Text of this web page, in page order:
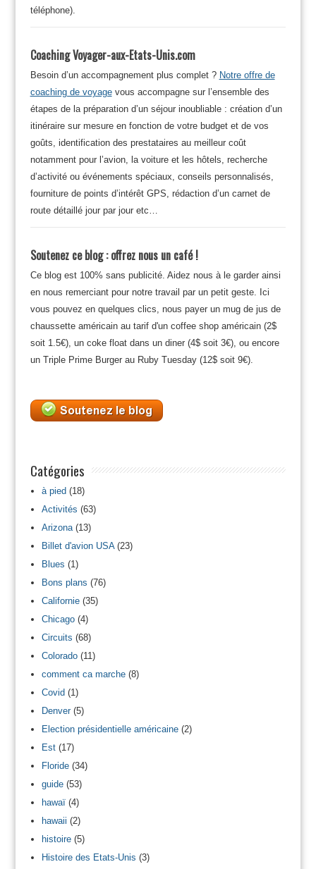
téléphone).
Coaching Voyager-aux-Etats-Unis.com
Besoin d’un accompagnement plus complet ? Notre offre de
coaching de voyagevous accompagne sur l’ensemble des
étapes de la préparation d’un séjour inoubliable : création d’un
itinéraire sur mesure en fonction de votre budget et de vos
goûts, identification des prestataires au meilleur coût
notamment pour l’avion, la voiture et les hôtels, recherche
d’activité ou événements spéciaux, conseils personnalisés,
fourniture de points d’intérêt GPS, rédaction d’un carnet de
route détaillé jour par jour etc…
Soutenez ce blog : offrez nous un café !
Ce blog est 100% sans publicité. Aidez nous à le garder ainsi
en nous remerciant pour notre travail par un petit geste. Ici
vous pouvez en quelques clics, nous payer un mug de jus de
chaussette américain au tarif d'un coffee shop américain (2$
soit 1.5€), un coke float dans un diner (4$ soit 3€), ou encore
un Triple Prime Burger au Ruby Tuesday (12$ soit 9€).
Catégories
à pied(18)
Activités (63)
Arizona(13)
Billet d'avion USA(23)
Blues (1)
Bons plans (76)
Californie(35)
Chicago(4)
Circuits (68)
Colorado(11)
comment ca marche(8)
Covid(1)
Denver(5)
Election présidentielle américaine(2)
Est(17)
Floride(34)
guide(53)
hawaï(4)
hawaii (2)
histoire(5)
Histoire des Etats-Unis (3)